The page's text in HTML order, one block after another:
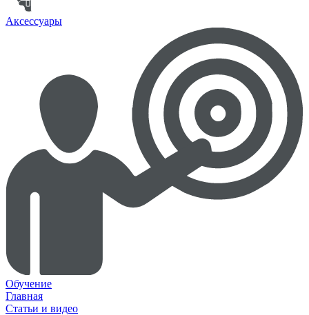
Аксессуары
Обучение
Главная
Статьи и видео